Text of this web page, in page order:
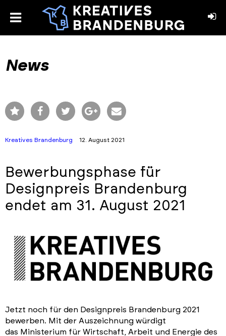
toggle
News
Kreatives Brandenburg 12. August 2021
Bewerbungsphase für
Designpreis Brandenburg
endet am 31. August 2021
Jetzt noch für den Designpreis Brandenburg 2021
bewerben. Mit der Auszeichnung würdigt
das Ministerium für Wirtschaft, Arbeit und Energie des